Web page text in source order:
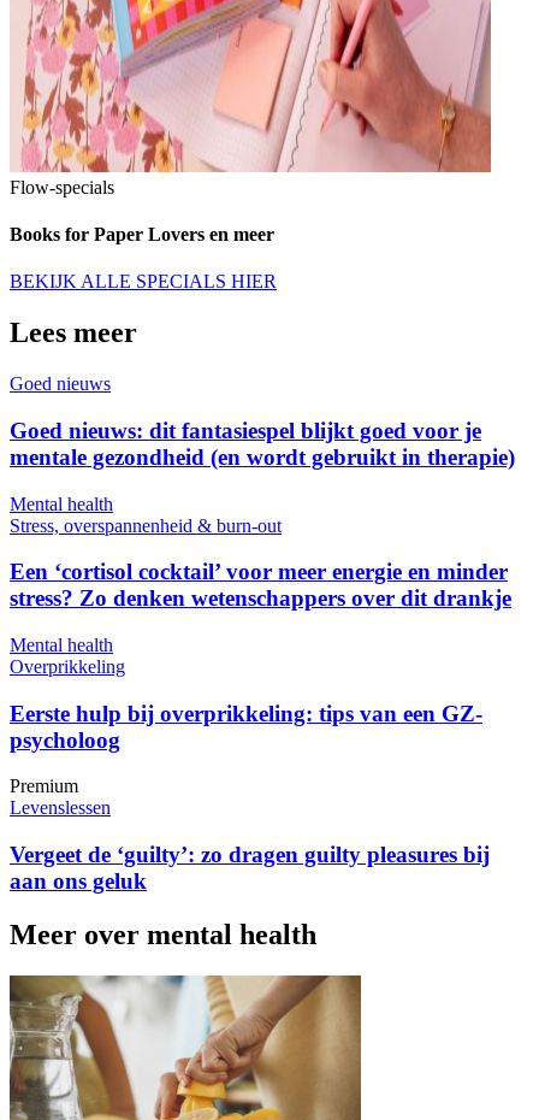
Flow-specials
Books for Paper Lovers en meer
BEKIJK ALLE SPECIALS HIER
Lees meer
Goed nieuws
Goed nieuws: dit fantasiespel blijkt goed voor je
mentale gezondheid (en wordt gebruikt in therapie)
Mental health
Stress, overspannenheid & burn-out
Een ‘cortisol cocktail’ voor meer energie en minder
stress? Zo denken wetenschappers over dit drankje
Mental health
Overprikkeling
Eerste hulp bij overprikkeling: tips van een GZ-
psycholoog
Premium
Levenslessen
Vergeet de ‘guilty’: zo dragen guilty pleasures bij
aan ons geluk
Meer over mental health